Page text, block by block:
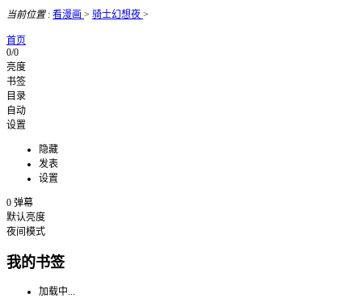
当前位置: 看漫画 > 骑士幻想夜 >
首页
0/0
亮度
书签
目录
自动
设置
隐藏
发表
设置
0 弹幕
默认亮度
夜间模式
我的书签
加载中...